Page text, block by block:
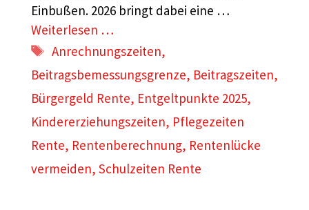
Einbußen. 2026 bringt dabei eine …
Weiterlesen …
Schlagwörter
Anrechnungszeiten,
Beitragsbemessungsgrenze, Beitragszeiten,
Bürgergeld Rente, Entgeltpunkte 2025,
Kindererziehungszeiten, Pflegezeiten
Rente, Rentenberechnung, Rentenlücke
vermeiden, Schulzeiten Rente